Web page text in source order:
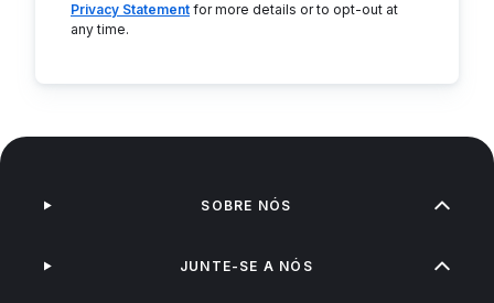
Privacy Statement for more details or to opt-out at
any time.
SOBRE NÓS
JUNTE-SE A NÓS